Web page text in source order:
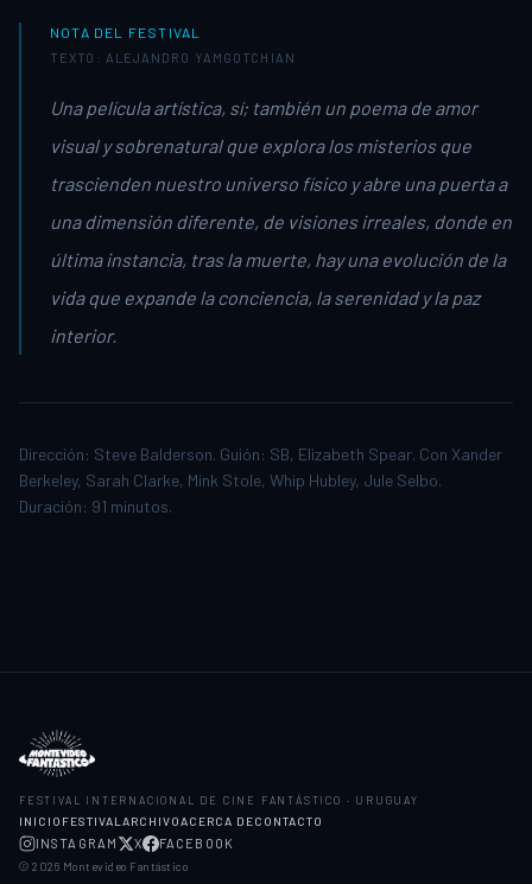
NOTA DEL FESTIVAL
TEXTO: ALEJANDRO YAMGOTCHIAN
Una película artística, sí; también un poema de amor
visual y sobrenatural que explora los misterios que
trascienden nuestro universo físico y abre una puerta a
una dimensión diferente, de visiones irreales, donde en
última instancia, tras la muerte, hay una evolución de la
vida que expande la conciencia, la serenidad y la paz
interior.
Dirección: Steve Balderson. Guión: SB, Elizabeth Spear. Con Xander
Berkeley, Sarah Clarke, Mink Stole, Whip Hubley, Jule Selbo.
Duración: 91 minutos.
FESTIVAL INTERNACIONAL DE CINE FANTÁSTICO · URUGUAY
INICIO FESTIVAL ARCHIVOACERCA DECONTACTO
INSTAGRAM X FACEBOOK
© 2026 Montevideo Fantástico